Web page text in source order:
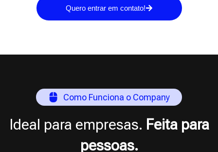
Quero entrar em contato!
Como Funciona o Company
Ideal para empresas. Feita para
pessoas.